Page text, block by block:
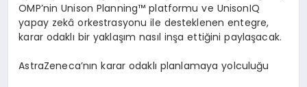
OMP’nin Unison Planning™platformu ve UnisonIQ
yapay zekâorkestrasyonu ile desteklenen entegre,
karar odaklı bir yaklaşım nasıl inşa ettiğini paylaşacak.
AstraZeneca’nın karar odaklı planlamaya yolculuğu